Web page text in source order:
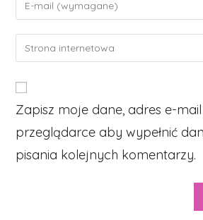
comment
your
email
address
your
URL
(optional)
Zapisz moje dane, adres e-
przeglądarce aby wypełnić
pisania kolejnych komentarzy.